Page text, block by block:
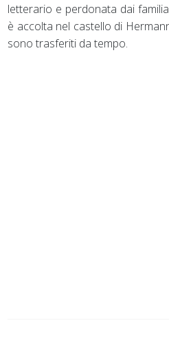
letterario e perdonata dai
è accolta nel castello di
sono trasferiti da tempo.